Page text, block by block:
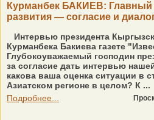
Курманбек БАКИЕВ: Главный
развития — согласие и
Интервью президента
Курманбека Бакиева газете
Глубокоуважаемый господин
за согласие дать интервью
какова ваша оценка ситуации в
Азиатском регионе в целом? К ...
Подробнее...